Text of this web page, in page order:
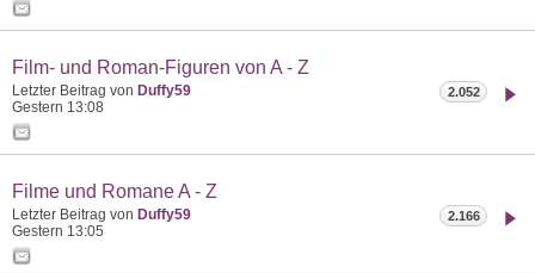
Film- und Roman-Figuren von A - Z
Letzter Beitrag von Duffy59
Gestern 13:08
2.052
Filme und Romane A - Z
Letzter Beitrag von Duffy59
Gestern 13:05
2.166